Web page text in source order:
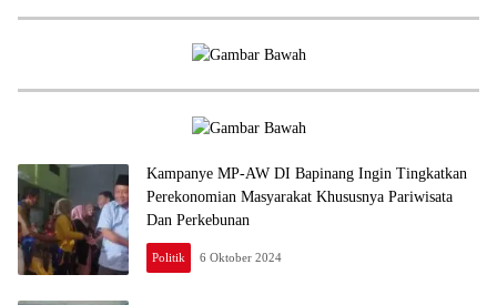
Kampanye MP-AW DI Bapinang Ingin Tingkatkan
Perekonomian Masyarakat Khususnya Pariwisata
Dan Perkebunan
Politik 6 Oktober 2024